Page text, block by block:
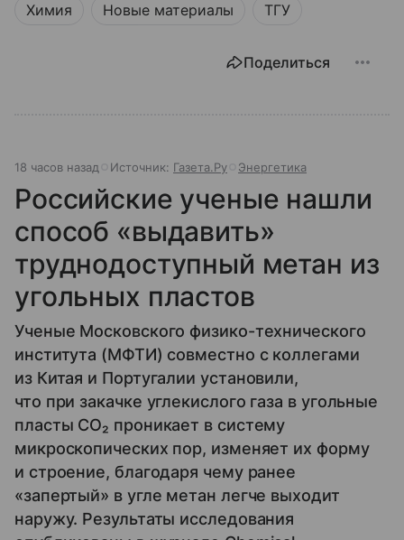
Химия Новые материалы ТГУ
Поделиться
18 часов назад Источник: Газета.Ру Энергетика
Российские ученые нашли
способ «выдавить»
труднодоступный метан из
угольных пластов
Ученые Московского физико-технического
института (МФТИ) совместно с коллегами
из Китая и Португалии установили,
что при закачке углекислого газа в угольные
пласты CO₂ проникает в систему
микроскопических пор, изменяет их форму
и строение, благодаря чему ранее
«запертый» в угле метан легче выходит
наружу. Результаты исследования